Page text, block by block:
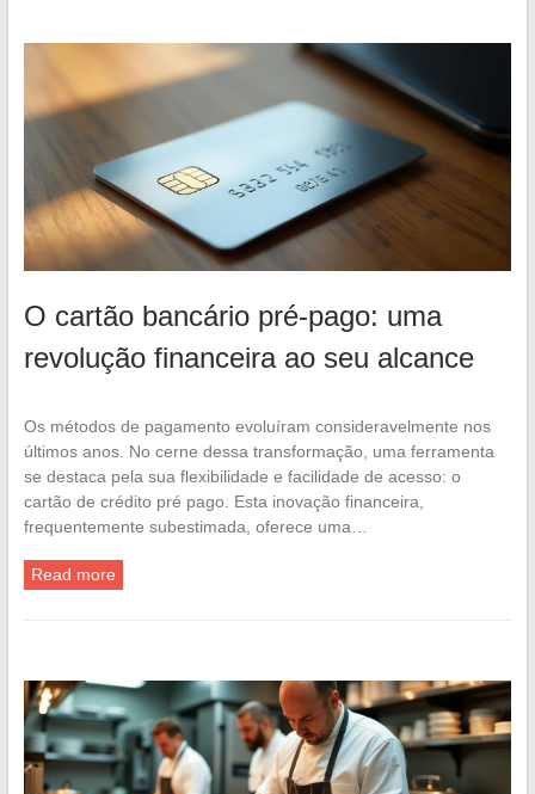
O cartão bancário pré-pago: uma
revolução financeira ao seu alcance
Os métodos de pagamento evoluíram consideravelmente nos
últimos anos. No cerne dessa transformação, uma ferramenta
se destaca pela sua flexibilidade e facilidade de acesso: o
cartão de crédito pré pago. Esta inovação financeira,
frequentemente subestimada, oferece uma…
Read more